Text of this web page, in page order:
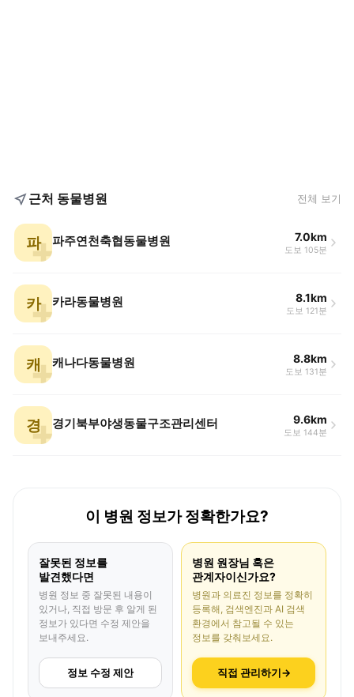
근처 동물병원 전체 보기
파 파주연천축협동물병원 7.0km
도보 105분
카 카라동물병원 8.1km
도보 121분
캐 캐나다동물병원 8.8km
도보 131분
경 경기북부야생동물구조관리센터 9.6km
도보 144분
이 병원 정보가 정확한가요?
잘못된 정보를
발견했다면
병원 정보 중 잘못된 내용이
있거나, 직접 방문 후 알게 된
정보가 있다면 수정 제안을
보내주세요.
정보 수정 제안
병원 원장님 혹은
관계자이신가요?
병원과 의료진 정보를 정확히
등록해, 검색엔진과 AI 검색
환경에서 참고될 수 있는
정보를 갖춰보세요.
직접 관리하기→